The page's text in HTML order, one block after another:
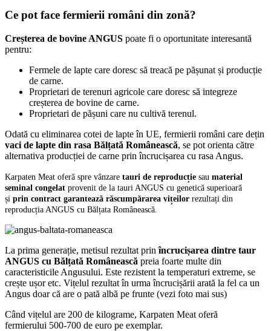
Ce pot face fermierii români din zonă?
Creșterea de bovine ANGUS poate fi o oportunitate interesantă
pentru:
Fermele de lapte care doresc să treacă pe pășunat și producție
de carne.
Proprietari de terenuri agricole care doresc să integreze
creșterea de bovine de carne.
Proprietari de pășuni care nu cultivă terenul.
Odată cu eliminarea cotei de lapte în UE, fermierii români care dețin
vaci de lapte din rasa Bălțată Românească, se pot orienta către
alternativa producției de carne prin încrucișarea cu rasa Angus.
Karpaten Meat oferă spre vânzare tauri de reproducție sau material
seminal congelat provenit de la tauri ANGUS cu genetică superioară
și prin contract garantează răscumpărarea vițeilor rezultați din
reproducția ANGUS cu Bălțata Românească.
La prima generație, metisul rezultat prinîncrucișarea dintre taur
ANGUS cu Bălțată Românească preia foarte multe din
caracteristicile Angusului. Este rezistent la temperaturi extreme, se
crește ușor etc. Vițelul rezultat în urma încrucișării arată la fel ca un
Angus doar că are o pată albă pe frunte (vezi foto mai sus)
Când vițelul are 200 de kilograme, Karpaten Meat oferă
fermierului 500-700 de euro pe exemplar.